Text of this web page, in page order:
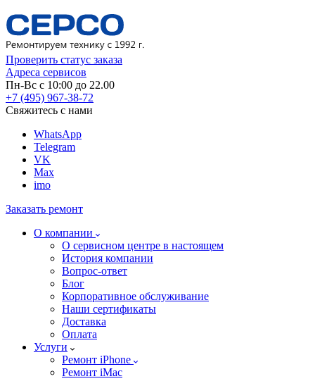
Проверить статус заказа
Адреса сервисов
Пн-Вс с 10:00 до 22.00
+7 (495) 967-38-72
Свяжитесь с нами
WhatsApp
Telegram
VK
Max
imo
Заказать ремонт
О компании
О сервисном центре в настоящем
История компании
Вопрос-ответ
Блог
Корпоративное обслуживание
Наши сертификаты
Доставка
Оплата
Услуги
Ремонт iPhone
Ремонт iMac